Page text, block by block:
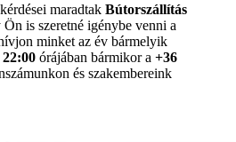
maradtak Bútorszállítás
Ön is szeretné igénybe venni a
minket az év bármelyik
órájában bármikor a +36
és szakembereink